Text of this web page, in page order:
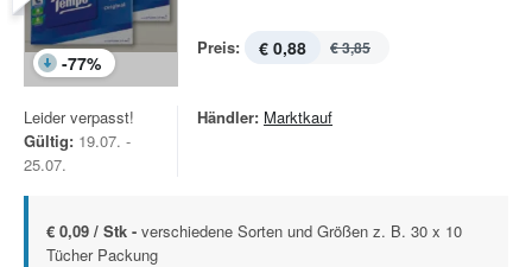
-77%
Preis: € 0,88 € 3,85
Leider verpasst!
Gültig: 19.07. -
25.07.
Händler: Marktkauf
€ 0,09 / Stk - verschiedene Sorten und Größen z. B. 30 x 10
Tücher Packung